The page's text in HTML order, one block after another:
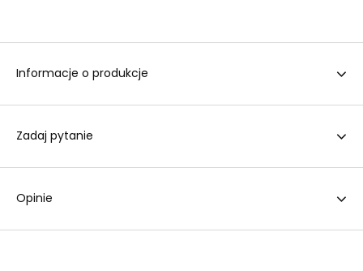
Informacje o produkcje
Zadaj pytanie
Opinie